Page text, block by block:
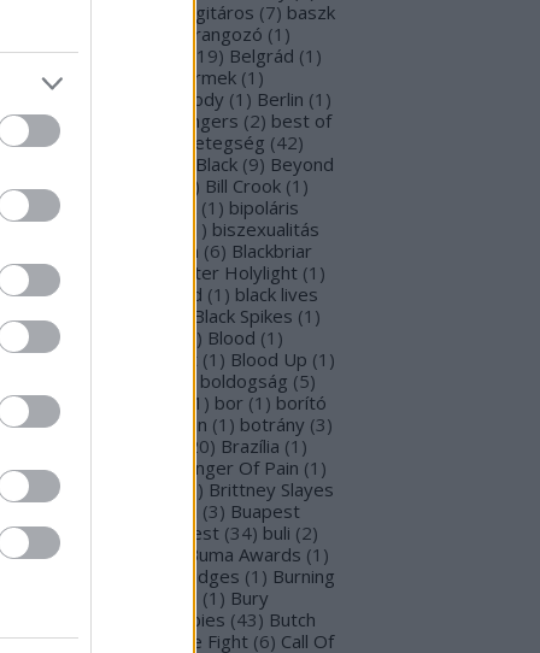
basszusgitáros (7) baszk
beharangozó (1 )
(1 19) Belgrád (1 )
Perron
belső gyermek (1 )
Ben Moody (1 ) Berlin (1 )
Gabi
Beste Zangers (2) best of
(1) beszámoló betegség (42)
Beyond The Black (9) Beyond
Matrix
) Bill Crook (1 )
Laura
(1 ) bipoláris
(1) ) biszexualitás
Blabbermouth (6) Blackbriar
Blackguard Blackwater Holylight (1 )
Anima
Black Gold (1 ) black lives
(1 Black Spikes (1 )
X-mas
) Blood (1 )
Blood Blast (1 ) Blood Up (1 )
boldogság (5)
(1 1 ) bor (1 ) borító
) borítókép Bosorkun (1 ) botrány (3)
20) Brazília (1 )
In( Bringer Of Pain (1 )
Me To Life
) Brittney Slayes
(3) Buapest
(2) búcsú Budapest (34) buli (2)
for M Valentine
Buma Awards (1 )
Burning Bridges (1 ) Burning
(1 ) Bury
Butcher Babies (43) Butch
(2) Cadaveria Cage Fight (6) Call Of